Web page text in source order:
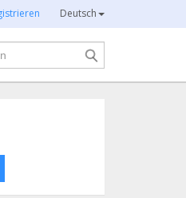
Deutsch